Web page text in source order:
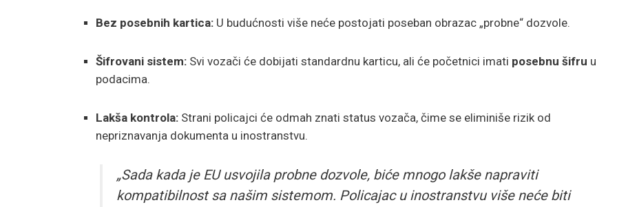
Bez posebnih kartica: U budućnosti više neće postojati poseban obrazac „probne“ dozvole.
Šifrovani sistem: Svi vozači će dobijati standardnu karticu, ali će početnici imati posebnu šifru u
podacima.
Lakša kontrola: Strani policajci će odmah znati status vozača, čime se eliminiše rizik od
nepriznavanja dokumenta u inostranstvu.
„Sada kada je EU usvojila probne dozvole, biće mnogo lakše napraviti
kompatibilnost sa našim sistemom. Policajac u inostranstvu više neće biti